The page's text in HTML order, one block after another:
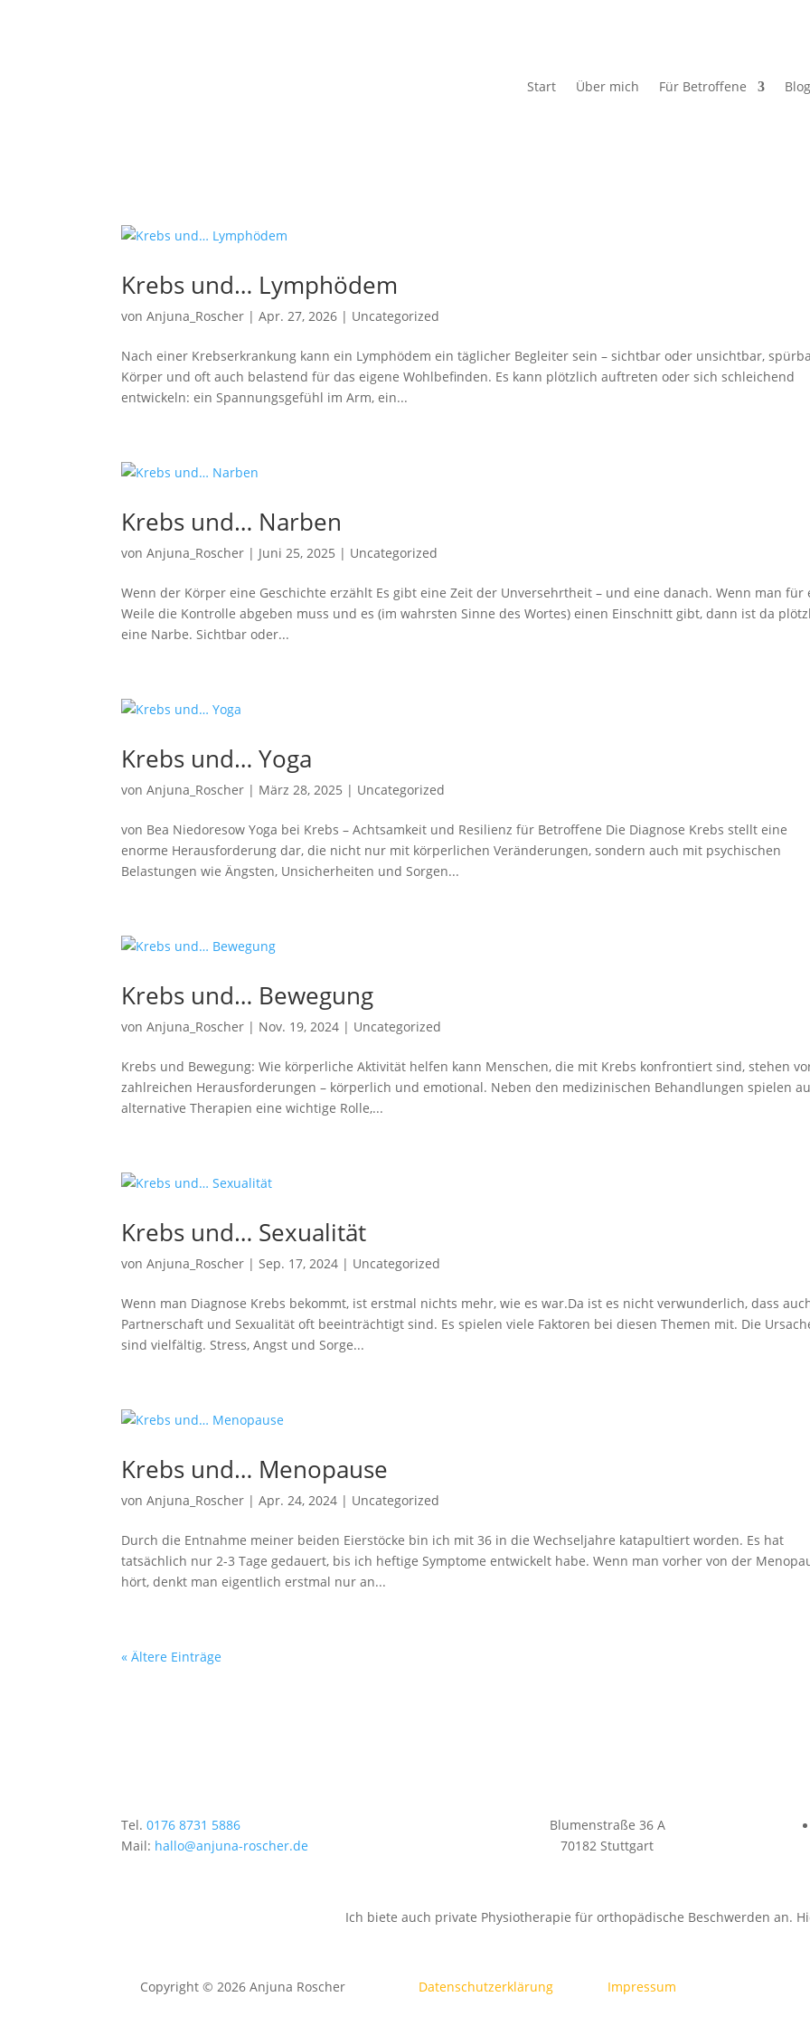
Start Über mich Für Betroffene Blog
Krebs und… Lymphödem
vonAnjuna_Roscher |Apr. 27, 2026 | Uncategorized
Nach einer Krebserkrankung kann ein Lymphödem ein täglicher Begleiter sein – sichtbar oder unsichtbar,
Körper und oft auch belastend für das eigene Wohlbefinden. Es kann plötzlich auftreten oder sich schleichend
entwickeln: ein Spannungsgefühl im Arm, ein...
Krebs und… Narben
vonAnjuna_Roscher | Juni 25, 2025 | Uncategorized
Wenn der Körper eine Geschichte erzählt Es gibt eine Zeit der Unversehrtheit – und eine danach. Wenn man für
Weile die Kontrolle abgeben muss und es (im wahrsten Sinne des Wortes) einen Einschnitt gibt, dann ist da
eine Narbe. Sichtbar oder...
Krebs und… Yoga
vonAnjuna_Roscher | März 28, 2025 | Uncategorized
von Bea Niedoresow Yoga bei Krebs – Achtsamkeit und Resilienz für Betroffene Die Diagnose Krebs stellt eine
enorme Herausforderung dar, die nicht nur mit körperlichen Veränderungen, sondern auch mit psychischen
Belastungen wie Ängsten, Unsicherheiten und Sorgen...
Krebs und… Bewegung
vonAnjuna_Roscher | Nov. 19, 2024 | Uncategorized
Krebs und Bewegung: Wie körperliche Aktivität helfen kann Menschen, die mit Krebs konfrontiert sind, stehen
zahlreichen Herausforderungen – körperlich und emotional. Neben den medizinischen Behandlungen spielen
alternative Therapien eine wichtige Rolle,...
Krebs und… Sexualität
vonAnjuna_Roscher |Sep. 17, 2024 | Uncategorized
Wenn man Diagnose Krebs bekommt, ist erstmal nichts mehr, wie es war.Da ist es nicht verwunderlich, dass
Partnerschaft und Sexualität oft beeinträchtigt sind. Es spielen viele Faktoren bei diesen Themen mit. Die
sind vielfältig. Stress, Angst und Sorge...
Krebs und… Menopause
vonAnjuna_Roscher |Apr. 24, 2024 | Uncategorized
Durch die Entnahme meiner beiden Eierstöcke bin ich mit 36 in die Wechseljahre katapultiert worden. Es hat
tatsächlich nur 2-3 Tage gedauert, bis ich heftige Symptome entwickelt habe. Wenn man vorher von der
hört, denkt man eigentlich erstmal nur an...
« Ältere Einträge
Tel.0176 8731 5886
Mail: hallo@anjuna-roscher.de
Blumenstraße 36 A
70182 Stuttgart
Ich biete auch private Physiotherapie für orthopädische Beschwerden an.
Copyright © 2026 Anjuna Roscher Datenschutzerklärung Impressum